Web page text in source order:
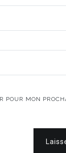
POUR MON